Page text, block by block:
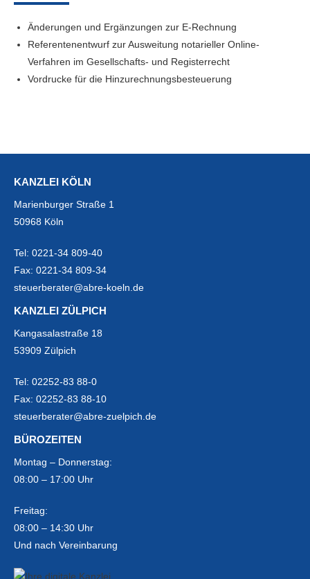
Änderungen und Ergänzungen zur E-Rechnung
Referentenentwurf zur Ausweitung notarieller Online-
Verfahren im Gesellschafts- und Registerrecht
Vordrucke für die Hinzurechnungsbesteuerung
KANZLEI KÖLN
Marienburger Straße 1
50968 Köln
Tel: 0221-34 809-40
Fax: 0221-34 809-34
steuerberater@abre-koeln.de
KANZLEI ZÜLPICH
Kangasalastraße 18
53909 Zülpich
Tel: 02252-83 88-0
Fax: 02252-83 88-10
steuerberater@abre-zuelpich.de
BÜROZEITEN
Montag – Donnerstag:
08:00 – 17:00 Uhr
Freitag:
08:00 – 14:30 Uhr
Und nach Vereinbarung